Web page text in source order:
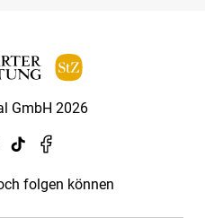
GmbH 2026
folgen können